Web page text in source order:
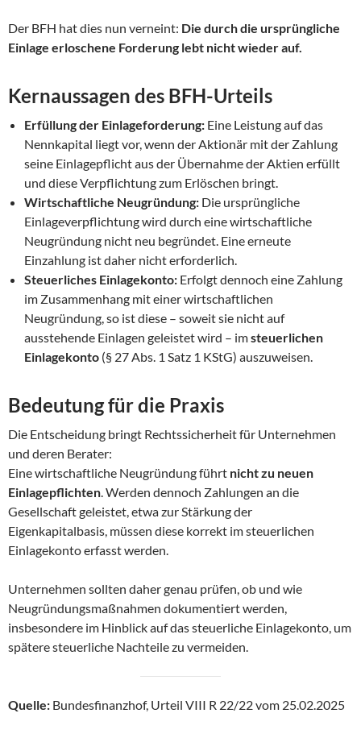
Der BFH hat dies nun verneint: Die durch die ursprüngliche
Einlage erloschene Forderung lebt nicht wieder auf.
Kernaussagen des BFH-Urteils
Erfüllung der Einlageforderung: Eine Leistung auf das
Nennkapital liegt vor, wenn der Aktionär mit der Zahlung
seine Einlagepflicht aus der Übernahme der Aktien erfüllt
und diese Verpflichtung zum Erlöschen bringt.
Wirtschaftliche Neugründung: Die ursprüngliche
Einlageverpflichtung wird durch eine wirtschaftliche
Neugründung nicht neu begründet. Eine erneute
Einzahlung ist daher nicht erforderlich.
Steuerliches Einlagekonto: Erfolgt dennoch eine Zahlung
im Zusammenhang mit einer wirtschaftlichen
Neugründung, so ist diese – soweit sie nicht auf
ausstehende Einlagen geleistet wird – imsteuerlichen
Einlagekonto (§ 27 Abs. 1 Satz 1 KStG) auszuweisen.
Bedeutung für die Praxis
Die Entscheidung bringt Rechtssicherheit für Unternehmen
und deren Berater:
Eine wirtschaftliche Neugründung führt nicht zu neuen
Einlagepflichten . Werden dennoch Zahlungen an die
Gesellschaft geleistet, etwa zur Stärkung der
Eigenkapitalbasis, müssen diese korrekt im steuerlichen
Einlagekonto erfasst werden.
Unternehmen sollten daher genau prüfen, ob und wie
Neugründungsmaßnahmen dokumentiert werden,
insbesondere im Hinblick auf das steuerliche Einlagekonto, um
spätere steuerliche Nachteile zu vermeiden.
Quelle: Bundesfinanzhof, Urteil VIII R 22/22 vom 25.02.2025